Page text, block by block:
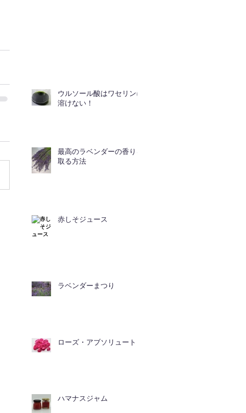
ウルソール酸はワセリンに
溶けない！
最高のラベンダーの香りを
取る方法
赤しそジュース
ラベンダーまつり
ローズ・アブソリュート
ハマナスジャム